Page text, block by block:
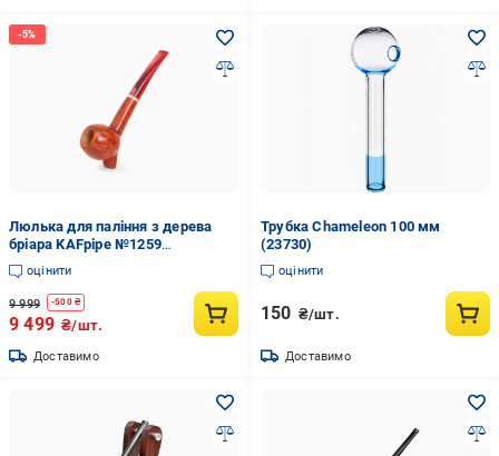
Люлька для паління з дерева
бріара KAFpipe №1259
(30863701)
оцінити
9 999 -500₴
9 499 ₴/шт.
Доставимо
Трубка Chameleon 100 мм
(23730)
оцінити
150 ₴/шт.
Доставимо